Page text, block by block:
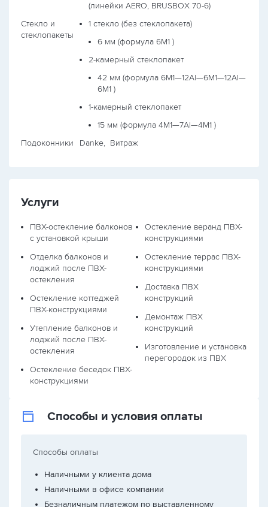
(линейки AERO, BRUSBOX 70-6)
Стекло и
стеклопакеты
1 стекло (без стеклопакета)
6 мм (формула 6М1 )
2-камерный стеклопакет
42 мм (формула 6М1—12Al—6М1—12Al—
6М1 )
1-камерный стеклопакет
15 мм (формула 4М1—7Al—4М1 )
Подоконники
Danke, Витраж
Услуги
ПВХ-остекление балконов
с установкой крыши
Отделка балконов и
лоджий после ПВХ-
остекления
Остекление коттеджей
ПВХ-конструкциями
Утепление балконов и
лоджий после ПВХ-
остекления
Остекление беседок ПВХ-
конструкциями
Остекление веранд ПВХ-
конструкциями
Остекление террас ПВХ-
конструкциями
Доставка ПВХ
конструкций
Демонтаж ПВХ
конструкций
Изготовление и установка
перегородок из ПВХ
Способы и условия оплаты
Способы оплаты
Наличными у клиента дома
Наличными в офисе компании
Безналичным платежом по выставленному